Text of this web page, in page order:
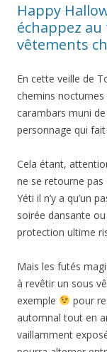
Happy
échappez
vêtements
En cette veille de
chemins nocturnes
carambars muni
personnage qui fait
Cela étant,
ne se retourne
Yéti il n’y a qu’un
soirée dansante
protection ultime
Mais les futés
à revêtir un sous
exemple
pour
automnal tout en
vaillamment